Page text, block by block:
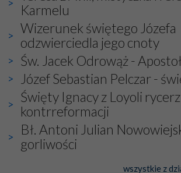
intencji, od tych najbardziej
dotyczące Kościoła i Ojczyzny.
duchowym wymiarze to, czego
To doświadczenie znają wszyscy
szczerą intencją w miejsca
Pana Boga i przez Maryję.
Wśród tych niezwykłych miejsc jest
do Nieba już od ponad wieku
ludzkiej modlitwy.
Karmelu
Wizerunek świętego Józefa
odzwierciedla jego cnoty
Św. Jacek Odrowąż -
Józef Sebastian Pelczar -
Święty Ignacy z Loyoli rycerz
kontrreformacji
Bł. Antoni Julian
gorliwości
wszystkie z